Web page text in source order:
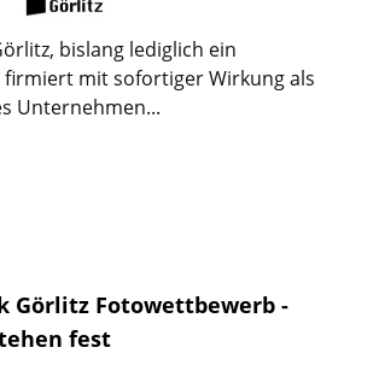
bislang lediglich ein
firmiert mit sofortiger Wirkung als
Unternehmen...
Görlitz Fotowettbewerb -
fest